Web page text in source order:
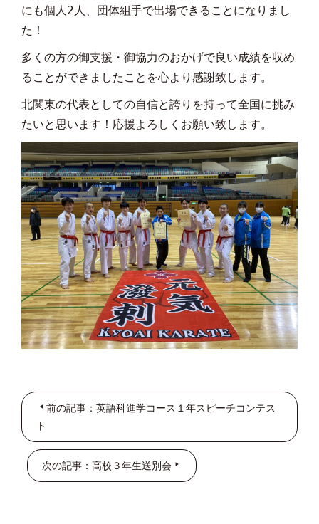
にも個人2人、団体組手で出場できることになりまし
た！
多くの方の御支援・御協力のおかげで良い成績を収め
ることができましたことを心より感謝致します。
北関東の代表としての自信と誇りを持って全国に挑み
たいと思います！応援よろしくお願い致します。
前の記事：英語科進学コース１年スピーチコンテス
ト
次の記事：高校３年生送別会